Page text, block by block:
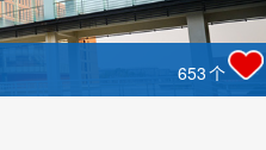
653个